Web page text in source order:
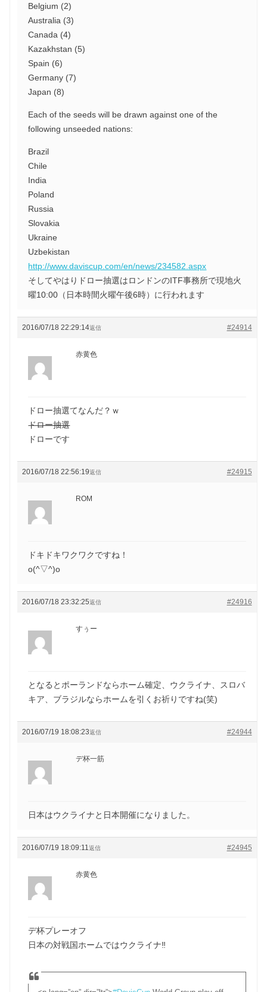
Belgium (2)
Australia (3)
Canada (4)
Kazakhstan (5)
Spain (6)
Germany (7)
Japan (8)
Each of the seeds will be drawn against one of the
following unseeded nations:
Brazil
Chile
India
Poland
Russia
Slovakia
Ukraine
Uzbekistan
http://www.daviscup.com/en/news/234582.aspx
そしてやはりドロー抽選はロンドンのITF事務所で現地火
曜10:00（日本時間火曜午後6時）に行われます
2016/07/18 22:29:14 #24914
返信
赤黄色
ドロー抽選てなんだ？ｗ
ドロー抽選
ドローです
2016/07/18 22:56:19 #24915
返信
ROM
ドキドキワクワクですね！
o(^▽^)o
2016/07/18 23:32:25 #24916
返信
すぅー
となるとポーランドならホーム確定、ウクライナ、スロバ
キア、ブラジルならホームを引くお祈りですね(笑)
2016/07/19 18:08:23 #24944
返信
デ杯一筋
日本はウクライナと日本開催になりました。
2016/07/19 18:09:11 #24945
返信
赤黄色
デ杯プレーオフ
日本の対戦国ホームではウクライナ‼